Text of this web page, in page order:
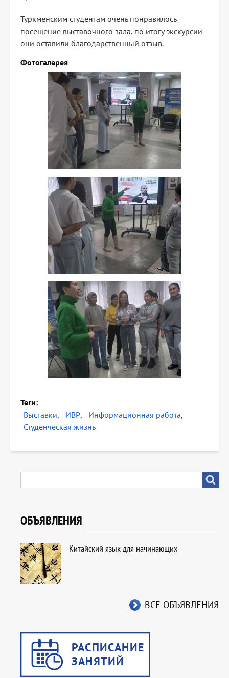
Туркменским студентам очень понравилось
посещение выставочного зала, по итогу экскурсии
они оставили благодарственный отзыв.
Фотогалерея
Теги
Выставки
ИВР
Информационная работа
Студенческая жизнь
ОБЪЯВЛЕНИЯ
Китайский язык для начинающих
ВСЕ ОБЪЯВЛЕНИЯ